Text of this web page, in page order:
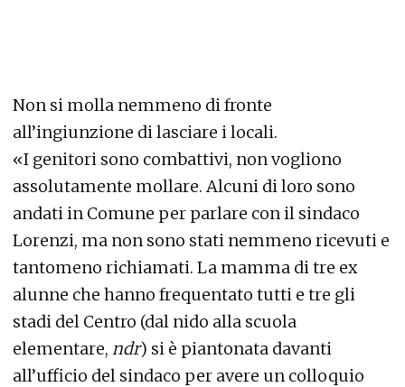
Non si molla nemmeno di fronte
all’ingiunzione di lasciare i locali.
«I genitori sono combattivi, non vogliono
assolutamente mollare. Alcuni di loro sono
andati in Comune per parlare con il sindaco
Lorenzi, ma non sono stati nemmeno ricevuti e
tantomeno richiamati. La mamma di tre ex
alunne che hanno frequentato tutti e tre gli
stadi del Centro (dal nido alla scuola
elementare, ndr) si è piantonata davanti
all’ufficio del sindaco per avere un colloquio